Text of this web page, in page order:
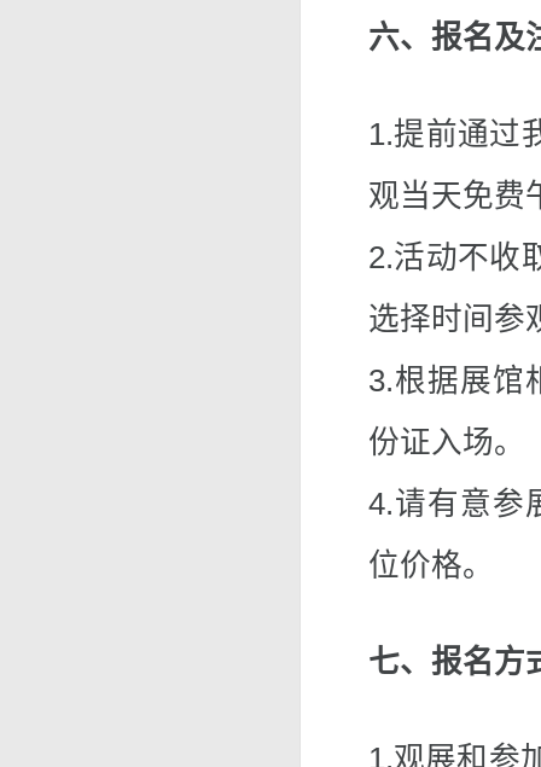
六、报名及
1.提前通过
观当天免费
2.活动不收
选择时间参
3.根据展馆
份证入场。
4.请有意参
位价格。
七、报名方
1.观展和参